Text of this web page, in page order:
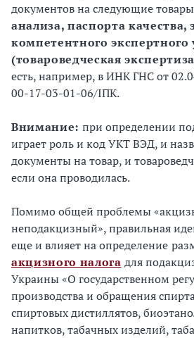
документов на следующие
анализа, паспорта качества,
компетентного
(товароведческая
есть, например, в ИНК ГНС от
00-17-03-01-06/ІПК.
Внимание: при определении
играет роль и код УКТ ВЭД, и
документы на товар, и
если она проводилась.
Помимо общей проблемы
неподакцизный», правильная
еще и влияет на определение
акцизного налога для
Украины «О государственном
производства и обращения
спиртовых дистиллятов,
напитков, табачных изделий,